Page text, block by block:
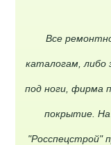
Все
каталогам, либо
под ноги, фирма
покрытие. На
"Росспецстрой"